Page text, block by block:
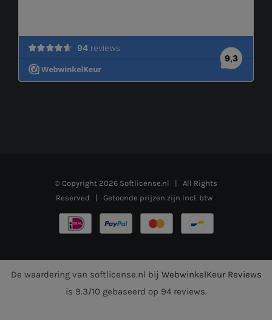
© Copyright 2026 Softlicense.nl | All Rights
Reserved | Getoonde prijzen zijn incl. btw
De waardering van softlicense.nl bij WebwinkelKeur Reviews
is 9.3/10 gebaseerd op 94 reviews.